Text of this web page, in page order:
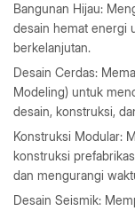
Bangunan Hijau:
desain hemat energi
berkelanjutan.
Desain Cerdas:
Modeling) untuk
desain, konstruksi,
Konstruksi Modular:
konstruksi
dan mengurangi
Desain Seismik: